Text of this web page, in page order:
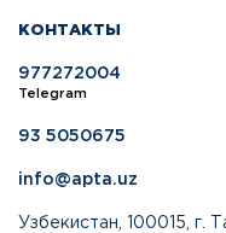
КОНТАКТЫ
977272004
Telegram
93 5050675
info@apta.uz
Узбекистан, 100015, г.